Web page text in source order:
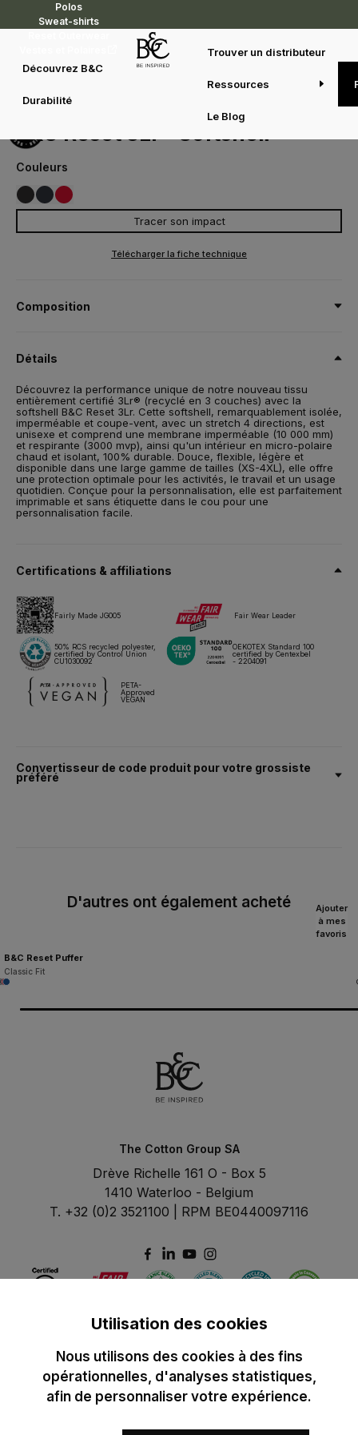
Polos
Sweat-shirts
Découvrez B&C
Durabilité
Trouver un distributeur
Ressources
Le Blog
B&C Reset 3Lr® Softshell
B&C Reset 3Lr® Softshell
Couleurs
Tracer son impact
Télécharger la fiche technique
Composition
(polyuréthane thermoplastique), 3% élasthanne
Imperméabilité 10 000 mm; respirabilité 3 000 mvp; protection
coupe-vent
Revêtement déperlant DWR (Durable Water Repellent)
Sans PFAS/produits fluorés – conforme au label OEKO-TEX®
STANDARD 100 (janvier 2024)
Taille
XS,S,M,L,XL, 2XL,3XL,4XL
Poids
Emballage
Conseils d'entretien
Tous nos produits sont testés et approuvés pour toutes les
techniques d'impression.
Fiche technique
Détails
Découvrez la performance unique de notre nouveau tissu
entièrement certifié 3Lr® (recyclé en 3 couches) avec la
softshell B&C Reset 3Lr. Cette softshell, remarquablement isolée,
imperméable et coupe-vent, avec un stretch 4 directions, est
unisexe et comprend une membrane imperméable (10 000 mm)
et respirante (3000 mvp), ainsi qu'un intérieur en micro-polaire
chaud et isolant, 100% durable. Douce, flexible, légère et
disponible dans une large gamme de tailles (XS-4XL), elle offre
une protection optimale pour les activités, le travail et un usage
quotidien. Conçue pour la personnalisation, elle est parfaitement
imprimable et sans étiquette dans le cou pour une
personnalisation facile.
Certifications & affiliations
Fairly Made JG005 Fair Wear Leader
50% RCS recycled polyester,
certified by Control Union
CU1030092
OEKOTEX Standard 100
certified by Centexbel
- 2204091
PETA-
Approved
VEGAN
Convertisseur de code produit pour votre grossiste
préféré
D'autres ont également acheté
Ajouter
à mes
favoris
B&C Reset Puffer
Classic Fit
The Cotton Group SA
Drève Richelle 161 O - Box 5
1410 Waterloo - Belgium
T. +32 (0)2 3521100 | RPM BE0440097116
Utilisation des cookies
Nous utilisons des cookies à des fins
opérationnelles, d'analyses statistiques,
afin de personnaliser votre expérience.